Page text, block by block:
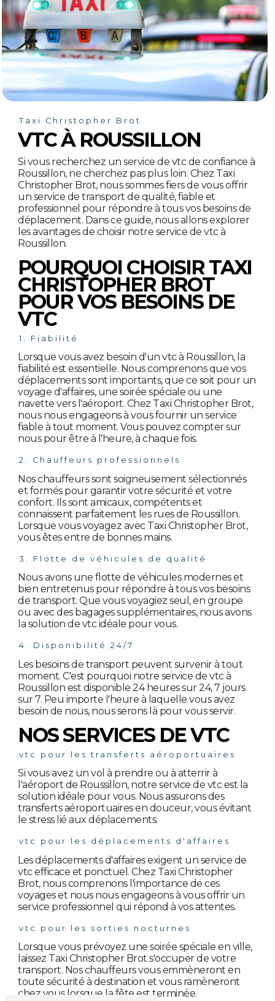
Taxi Christopher Brot
VTC À ROUSSILLON
Si vous recherchez un service de vtc de confiance à
Roussillon, ne cherchez pas plus loin. Chez Taxi
Christopher Brot, nous sommes fiers de vous offrir
un service de transport de qualité, fiable et
professionnel pour répondre à tous vos besoins de
déplacement. Dans ce guide, nous allons explorer
les avantages de choisir notre service de vtc à
Roussillon.
POURQUOI CHOISIR TAXI
CHRISTOPHER BROT
POUR VOS BESOINS DE
VTC
1. Fiabilité
Lorsque vous avez besoin d'un vtc à Roussillon, la
fiabilité est essentielle. Nous comprenons que vos
déplacements sont importants, que ce soit pour un
voyage d'affaires, une soirée spéciale ou une
navette vers l'aéroport. Chez Taxi Christopher Brot,
nous nous engageons à vous fournir un service
fiable à tout moment. Vous pouvez compter sur
nous pour être à l'heure, à chaque fois.
2. Chauffeurs professionnels
Nos chauffeurs sont soigneusement sélectionnés
et formés pour garantir votre sécurité et votre
confort. Ils sont amicaux, compétents et
connaissent parfaitement les rues de Roussillon.
Lorsque vous voyagez avec Taxi Christopher Brot,
vous êtes entre de bonnes mains.
3. Flotte de véhicules de qualité
Nous avons une flotte de véhicules modernes et
bien entretenus pour répondre à tous vos besoins
de transport. Que vous voyagiez seul, en groupe
ou avec des bagages supplémentaires, nous avons
la solution de vtc idéale pour vous.
4. Disponibilité 24/7
Les besoins de transport peuvent survenir à tout
moment. C'est pourquoi notre service de vtc à
Roussillon est disponible 24 heures sur 24, 7 jours
sur 7. Peu importe l'heure à laquelle vous avez
besoin de nous, nous serons là pour vous servir.
NOS SERVICES DE VTC
vtc pour les transferts aéroportuaires
Si vous avez un vol à prendre ou à atterrir à
l'aéroport de Roussillon, notre service de vtc est la
solution idéale pour vous. Nous assurons des
transferts aéroportuaires en douceur, vous évitant
le stress lié aux déplacements.
vtc pour les déplacements d'affaires
Les déplacements d'affaires exigent un service de
vtc efficace et ponctuel. Chez Taxi Christopher
Brot, nous comprenons l'importance de ces
voyages et nous nous engageons à vous offrir un
service professionnel qui répond à vos attentes.
vtc pour les sorties nocturnes
Lorsque vous prévoyez une soirée spéciale en ville,
laissez Taxi Christopher Brot s'occuper de votre
transport. Nos chauffeurs vous emmèneront en
toute sécurité à destination et vous ramèneront
chez vous lorsque la fête est terminée.